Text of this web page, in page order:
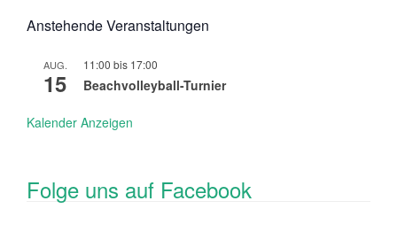
Anstehende Veranstaltungen
AUG.
15
11:00 bis 17:00
Beachvolleyball-Turnier
Kalender Anzeigen
Folge uns auf Facebook